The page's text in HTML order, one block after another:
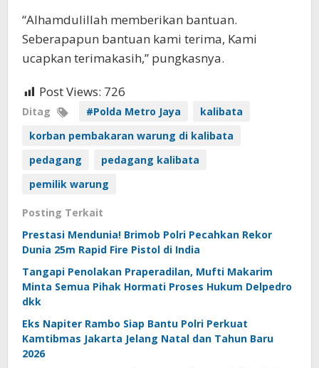
“Alhamdulillah memberikan bantuan.
Seberapapun bantuan kami terima, Kami
ucapkan terimakasih,” pungkasnya.
Post Views: 726
Ditag #Polda Metro Jaya
kalibata
korban pembakaran warung di kalibata
pedagang
pedagang kalibata
pemilik warung
Posting Terkait
Prestasi Mendunia! Brimob Polri Pecahkan Rekor
Dunia 25m Rapid Fire Pistol di India
Tangapi Penolakan Praperadilan, Mufti Makarim
Minta Semua Pihak Hormati Proses Hukum Delpedro
dkk
Eks Napiter Rambo Siap Bantu Polri Perkuat
Kamtibmas Jakarta Jelang Natal dan Tahun Baru
2026